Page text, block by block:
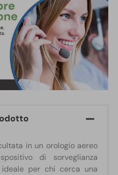
in un orologio aereo
di sorveglianza
per chi cerca una